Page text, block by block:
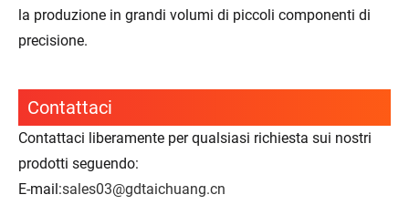
la produzione in grandi volumi di piccoli componenti di
precisione.
Contattaci
Contattaci liberamente per qualsiasi richiesta sui nostri
prodotti seguendo:
E-mail:sales03@gdtaichuang.cn